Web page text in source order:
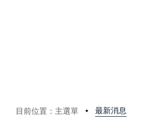
目前位置：主選單 最新消息